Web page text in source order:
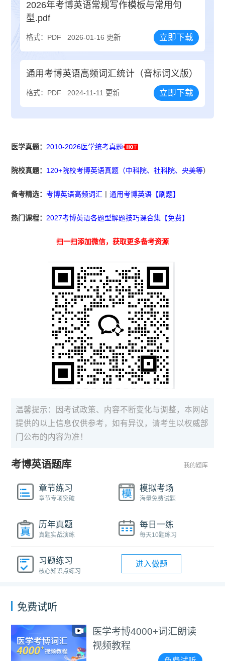
2026年考博英语常规写作模板与常用句
型.pdf
格式：PDF 2026-01-16 更新 立即下载
通用考博英语高频词汇统计（音标词义版）
格式：PDF 2024-11-11 更新 立即下载
医学真题：2010-2026医学统考真题
院校真题： 120+院校考博英语真题（中科院、社科院、央美等）
备考精选：考博英语高频词汇 丨通用考博英语【刷题】
热门课程： 2027考博英语各题型解题技巧课合集【免费】
扫一扫添加微信，获取更多备考资源
温馨提示：因考试政策、内容不断变化与调整，本网站
提供的以上信息仅供参考，如有异议，请考生以权威部
门公布的内容为准！
考博英语题库 我的题库
章节练习
章节专项突破
模拟考场
海量免费试题
历年真题
真题实战演练
每日一练
每天10题练习
习题练习
核心知识点练习
进入做题
免费试听
医学考博4000+词汇朗读
视频教程